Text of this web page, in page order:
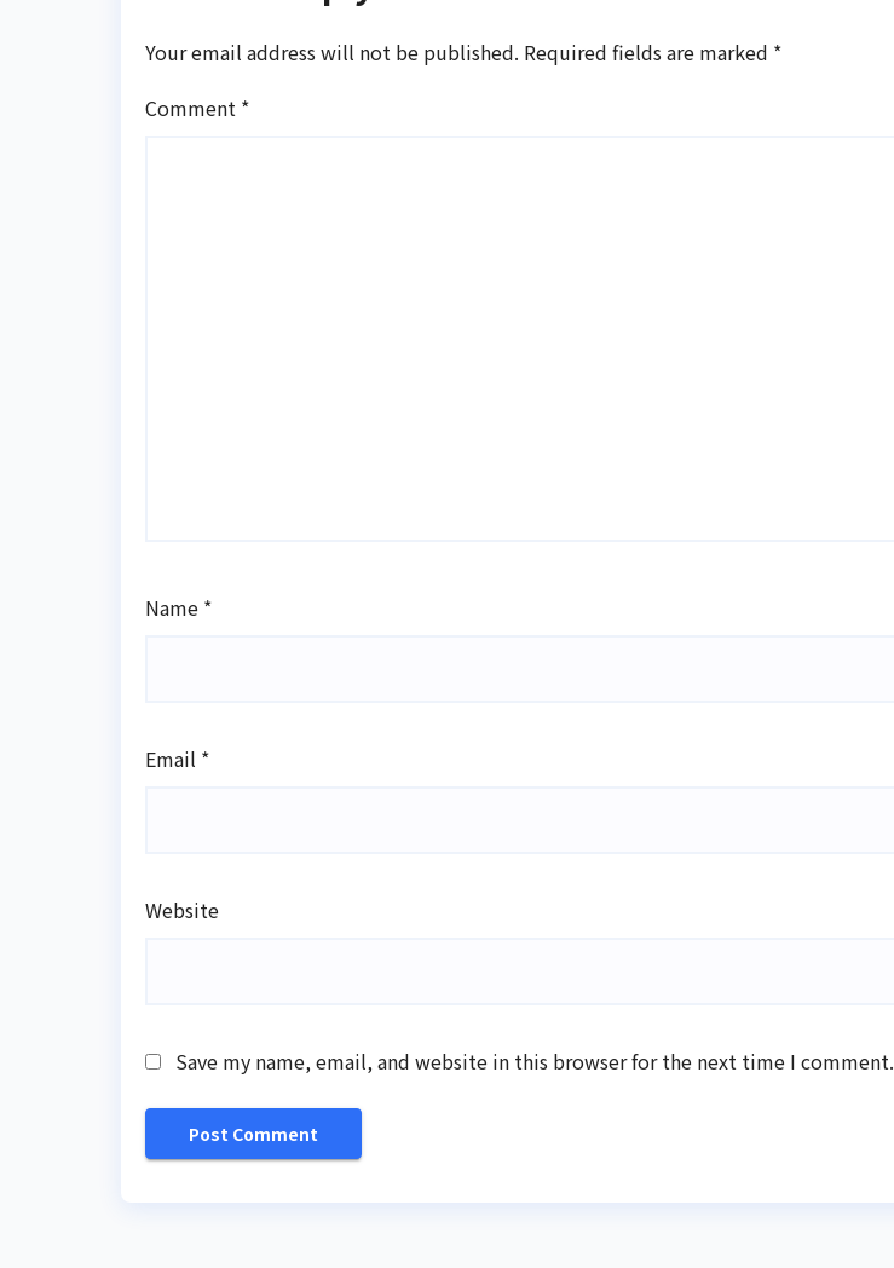
Your email address will not be published. Required fields are marked *
Comment *
Name *
Email *
Website
Save my name, email, and website in this browser for the next time I comment.